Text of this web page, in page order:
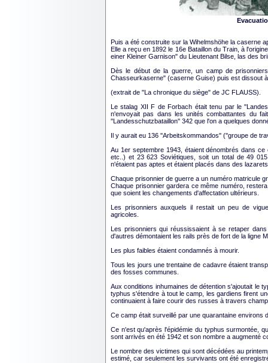
Puis a été construite sur la Wihelmshöhe la caserne
Elle a reçu en 1892 le 16e Bataillon du Train, à
einer Kleiner Garnison" du Lieutenant Bilse, las des
Dès le début de la guerre, un camp de
Chasseurkaserne" (caserne Guise) puis est dissout
(extrait de "La chronique du siège" de JC FLAUSS).
Le stalag XII F de Forbach était tenu par le
n'envoyait pas dans les unités combattantes du
''Landesschutzbataillon'' 342 que l'on a quelques
Il y aurait eu 136 ''Arbeitskommandos'' (''groupe de
Au 1er septembre 1943, étaient dénombrés dans
etc..) et 23 623 Soviétiques, soit un total de 49
n'étaient pas aptes et étaient placés dans des
Chaque prisonnier de guerre a un numéro matricule
Chaque prisonnier gardera ce même numéro,
que soient les changements d'affectation ultérieurs.
Les prisonniers auxquels il restait un peu de
agricoles.
Les prisonniers qui réussissaient à se retaper
d'autres démontaient les rails près de fort de la ligne
Les plus faibles étaient condamnés à mourir.
Tous les jours une trentaine de cadavre étaient
des fosses communes.
Aux conditions inhumaines de détention s'ajoutait le
typhus s'étendre à tout le camp, les gardiens firent
continuaient à faire courir des russes à travers
Ce camp était surveillé par une quarantaine environs
Ce n'est qu'après l'épidémie du typhus surmontée,
sont arrivés en été 1942 et son nombre a augmenté
Le nombre des victimes qui sont décédées au
estimé, car seulement les survivants ont été